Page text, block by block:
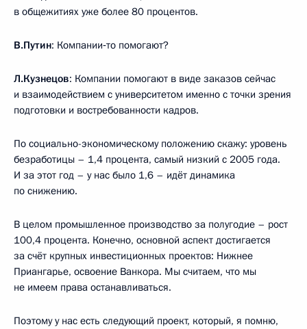
в общежитиях уже более 80 процентов.
В.Путин: Компании‑то помогают?
Л.Кузнецов: Компании помогают в виде заказов сейчас
и взаимодействием с университетом именно с точки зрения
подготовки и востребованности кадров.
По социально-экономическому положению скажу: уровень
безработицы – 1,4 процента, самый низкий с 2005 года.
И за этот год – у нас было 1,6 – идёт динамика
по снижению.
В целом промышленное производство за полугодие – рост
100,4 процента. Конечно, основной аспект достигается
за счёт крупных инвестиционных проектов: Нижнее
Приангарье, освоение Ванкора. Мы считаем, что мы
не имеем права останавливаться.
Поэтому у нас есть следующий проект, который, я помню,